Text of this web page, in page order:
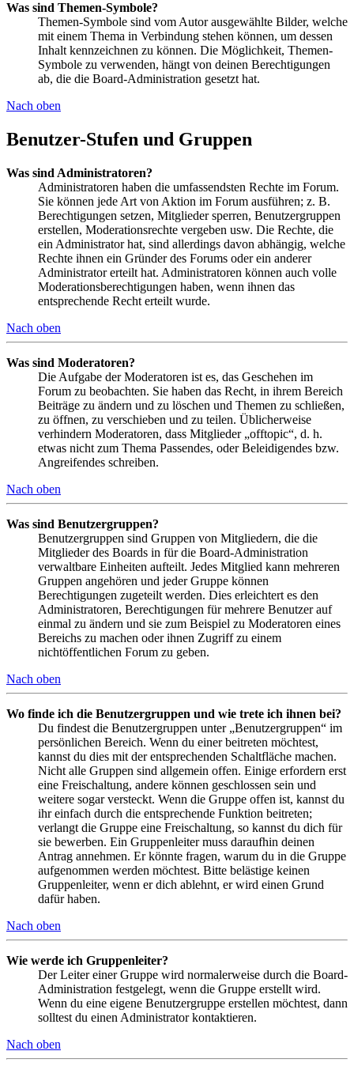
Was sind Themen-Symbole?
Themen-Symbole sind vom Autor ausgewählte Bilder, welche
mit einem Thema in Verbindung stehen können, um dessen
Inhalt kennzeichnen zu können. Die Möglichkeit, Themen-
Symbole zu verwenden, hängt von deinen Berechtigungen
ab, die die Board-Administration gesetzt hat.
Nach oben
Benutzer-Stufen und Gruppen
Was sind Administratoren?
Administratoren haben die umfassendsten Rechte im Forum.
Sie können jede Art von Aktion im Forum ausführen; z. B.
Berechtigungen setzen, Mitglieder sperren, Benutzergruppen
erstellen, Moderationsrechte vergeben usw. Die Rechte, die
ein Administrator hat, sind allerdings davon abhängig, welche
Rechte ihnen ein Gründer des Forums oder ein anderer
Administrator erteilt hat. Administratoren können auch volle
Moderationsberechtigungen haben, wenn ihnen das
entsprechende Recht erteilt wurde.
Nach oben
Was sind Moderatoren?
Die Aufgabe der Moderatoren ist es, das Geschehen im
Forum zu beobachten. Sie haben das Recht, in ihrem Bereich
Beiträge zu ändern und zu löschen und Themen zu schließen,
zu öffnen, zu verschieben und zu teilen. Üblicherweise
verhindern Moderatoren, dass Mitglieder „offtopic“, d. h.
etwas nicht zum Thema Passendes, oder Beleidigendes bzw.
Angreifendes schreiben.
Nach oben
Was sind Benutzergruppen?
Benutzergruppen sind Gruppen von Mitgliedern, die die
Mitglieder des Boards in für die Board-Administration
verwaltbare Einheiten aufteilt. Jedes Mitglied kann mehreren
Gruppen angehören und jeder Gruppe können
Berechtigungen zugeteilt werden. Dies erleichtert es den
Administratoren, Berechtigungen für mehrere Benutzer auf
einmal zu ändern und sie zum Beispiel zu Moderatoren eines
Bereichs zu machen oder ihnen Zugriff zu einem
nichtöffentlichen Forum zu geben.
Nach oben
Wo finde ich die Benutzergruppen und wie trete ich ihnen bei?
Du findest die Benutzergruppen unter „Benutzergruppen“ im
persönlichen Bereich. Wenn du einer beitreten möchtest,
kannst du dies mit der entsprechenden Schaltfläche machen.
Nicht alle Gruppen sind allgemein offen. Einige erfordern erst
eine Freischaltung, andere können geschlossen sein und
weitere sogar versteckt. Wenn die Gruppe offen ist, kannst du
ihr einfach durch die entsprechende Funktion beitreten;
verlangt die Gruppe eine Freischaltung, so kannst du dich für
sie bewerben. Ein Gruppenleiter muss daraufhin deinen
Antrag annehmen. Er könnte fragen, warum du in die Gruppe
aufgenommen werden möchtest. Bitte belästige keinen
Gruppenleiter, wenn er dich ablehnt, er wird einen Grund
dafür haben.
Nach oben
Wie werde ich Gruppenleiter?
Der Leiter einer Gruppe wird normalerweise durch die Board-
Administration festgelegt, wenn die Gruppe erstellt wird.
Wenn du eine eigene Benutzergruppe erstellen möchtest, dann
solltest du einen Administrator kontaktieren.
Nach oben